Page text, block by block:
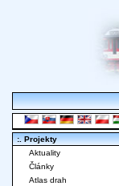
:. Projekty
Aktuality
Články
Atlas drah